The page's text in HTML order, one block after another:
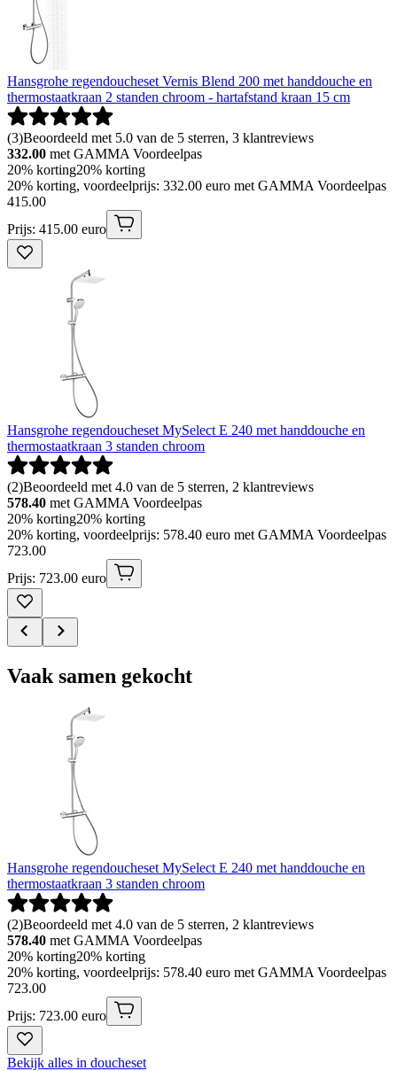
Hansgrohe regendoucheset Vernis Blend 200 met handdouche en
thermostaatkraan 2 standen chroom - hartafstand kraan 15 cm
(3)Beoordeeld met 5.0 van de 5 sterren, 3 klantreviews
332.00 met GAMMA Voordeelpas
20% korting20% korting
20% korting, voordeelprijs: 332.00 euro met GAMMA Voordeelpas
415.00
Prijs: 415.00 euro
Hansgrohe regendoucheset MySelect E 240 met handdouche en
thermostaatkraan 3 standen chroom
(2)Beoordeeld met 4.0 van de 5 sterren, 2 klantreviews
578.40 met GAMMA Voordeelpas
20% korting20% korting
20% korting, voordeelprijs: 578.40 euro met GAMMA Voordeelpas
723.00
Prijs: 723.00 euro
Vaak samen gekocht
Hansgrohe regendoucheset MySelect E 240 met handdouche en
thermostaatkraan 3 standen chroom
(2)Beoordeeld met 4.0 van de 5 sterren, 2 klantreviews
578.40 met GAMMA Voordeelpas
20% korting20% korting
20% korting, voordeelprijs: 578.40 euro met GAMMA Voordeelpas
723.00
Prijs: 723.00 euro
Bekijk alles in doucheset